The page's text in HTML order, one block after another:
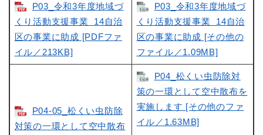
P03_令和3年度地域づ
くり活動支援事業 14自治
区の事業に助成 [PDFファ
イル／213KB]
P03_令和3年度地域づ
くり活動支援事業 14自治
区の事業に助成 [その他の
ファイル／1.09MB]
P04-05_松くい虫防除
対策の一環として空中散布
P04_松くい虫防除対
策の一環として空中散布を
実施します [その他のファ
イル／1.63MB]